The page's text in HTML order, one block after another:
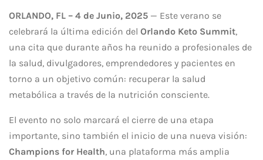
ORLANDO, FL – 4 de Junio, 2025 — Este verano se
celebrará la última edición del Orlando Keto Summit,
una cita que durante años ha reunido a profesionales de
la salud, divulgadores, emprendedores y pacientes en
torno a un objetivo común: recuperar la salud
metabólica a través de la nutrición consciente.
El evento no solo marcará el cierre de una etapa
importante, sino también el inicio de una nueva visión:
Champions for Health, una plataforma más amplia